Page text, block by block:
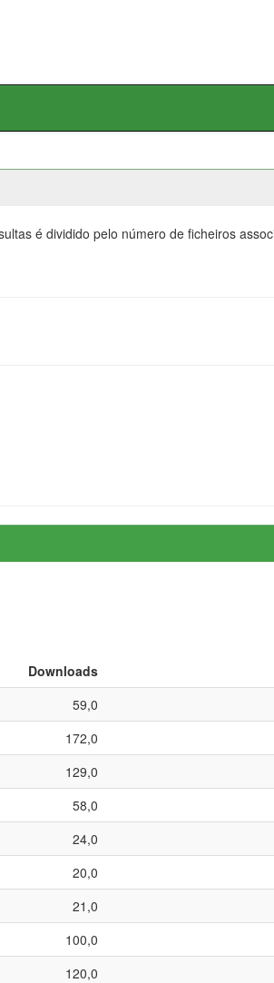
é dividido pelo número de ficheiros
Downloads
59,0
172,0
129,0
58,0
24,0
20,0
21,0
100,0
120,0